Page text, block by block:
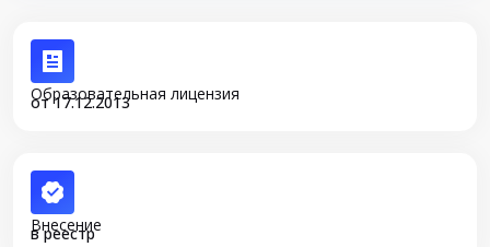
Образовательная лицензия
от 17.12.2013
Внесение
в реестр